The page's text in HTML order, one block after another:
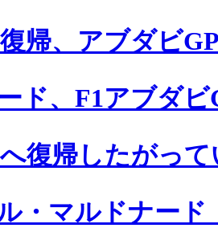
帰、アブダビ
ド、F1アブダ
復帰したがっ
・マルドナード